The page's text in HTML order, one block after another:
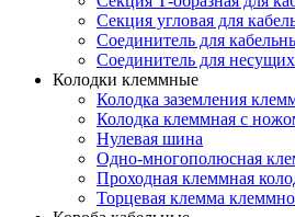
Секция угловая для
Соединитель для
Соединитель для
Колодки клеммные
Колодка заземления
Колодка клеммная с
Нулевая шина
Одно-многополюсная
Проходная клеммная
Торцевая клемма